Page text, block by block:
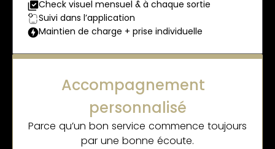
Check visuel mensuel & à chaque sortie
Suivi dans l’application
Maintien de charge + prise individuelle
Accompagnement
personnalisé
Parce qu’un bon service commence toujours
par une bonne écoute.